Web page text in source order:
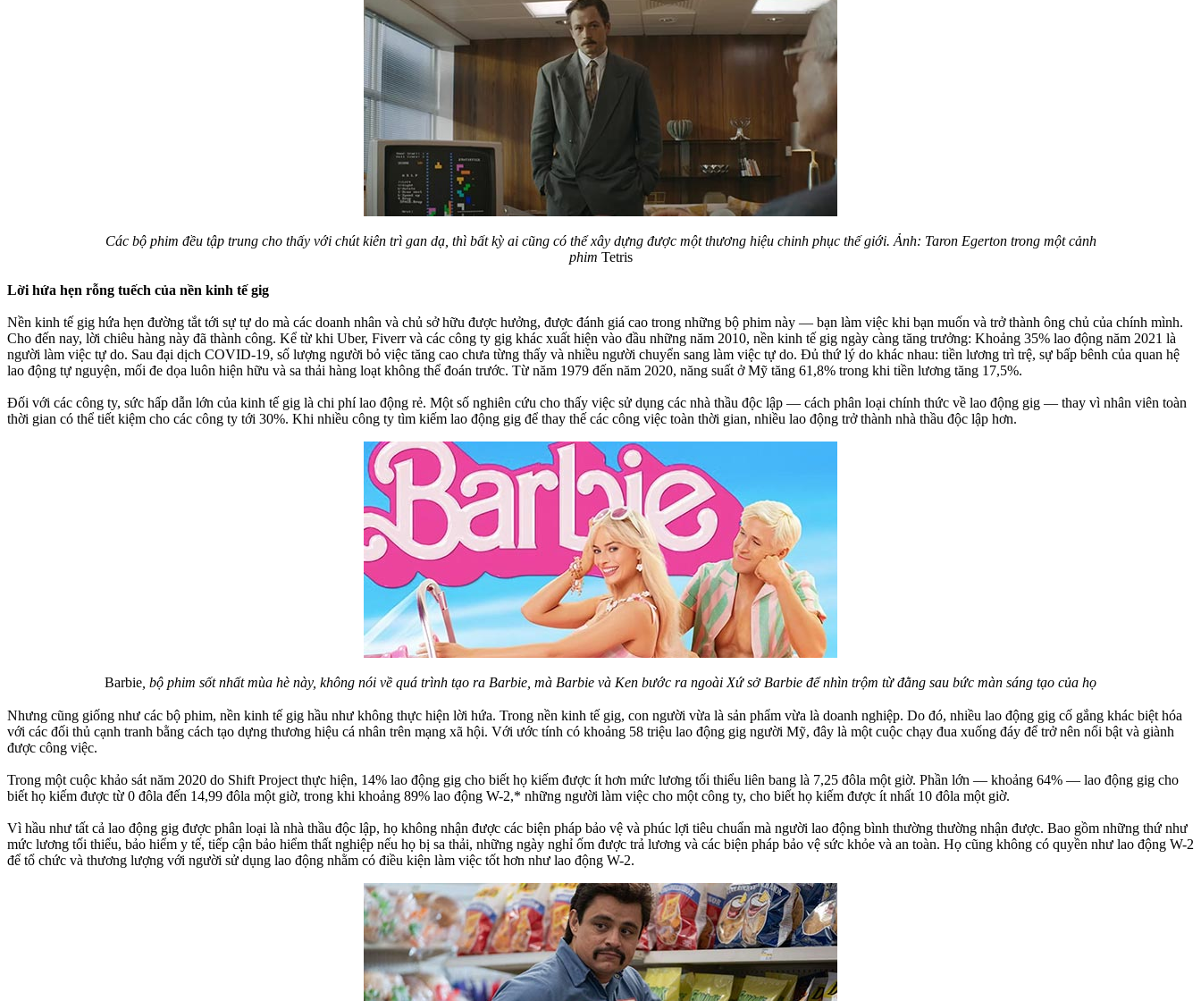
Các bộ phim đều tập trung cho thấy với chút kiên trì gan dạ, thì bất kỳ ai cũng có thể xây dựng được một thương hiệu chinh phục thế giới. Ảnh: Taron Egerton trong một cảnh
phim Tetris
Lời hứa hẹn rỗng tuếch của nền kinh tế gig
Nền kinh tế gig hứa hẹn đường tắt tới sự tự do mà các doanh nhân và chủ sở hữu được hưởng, được đánh giá cao trong những bộ phim này — bạn làm việc khi bạn muốn và trở thành ông chủ của chính mình.
Cho đến nay, lời chiêu hàng này đã thành công. Kể từ khi Uber, Fiverr và các công ty gig khác xuất hiện vào đầu những năm 2010, nền kinh tế gig ngày càng tăng trưởng: Khoảng 35% lao động năm 2021 là
người làm việc tự do. Sau đại dịch COVID-19, số lượng người bỏ việc tăng cao chưa từng thấy và nhiều người chuyển sang làm việc tự do. Đủ thứ lý do khác nhau: tiền lương trì trệ, sự bấp bênh của quan hệ
lao động tự nguyện, mối đe dọa luôn hiện hữu và sa thải hàng loạt không thể đoán trước. Từ năm 1979 đến năm 2020, năng suất ở Mỹ tăng 61,8% trong khi tiền lương tăng 17,5%.
Đối với các công ty, sức hấp dẫn lớn của kinh tế gig là chi phí lao động rẻ. Một số nghiên cứu cho thấy việc sử dụng các nhà thầu độc lập — cách phân loại chính thức về lao động gig — thay vì nhân viên toàn
thời gian có thể tiết kiệm cho các công ty tới 30%. Khi nhiều công ty tìm kiếm lao động gig để thay thế các công việc toàn thời gian, nhiều lao động trở thành nhà thầu độc lập hơn.
Barbie , bộ phim sốt nhất mùa hè này, không nói về quá trình tạo ra Barbie, mà Barbie và Ken bước ra ngoài Xứ sở Barbie để nhìn trộm từ đằng sau bức màn sáng tạo của họ
Nhưng cũng giống như các bộ phim, nền kinh tế gig hầu như không thực hiện lời hứa. Trong nền kinh tế gig, con người vừa là sản phẩm vừa là doanh nghiệp. Do đó, nhiều lao động gig cố gắng khác biệt hóa
với các đối thủ cạnh tranh bằng cách tạo dựng thương hiệu cá nhân trên mạng xã hội. Với ước tính có khoảng 58 triệu lao động gig người Mỹ, đây là một cuộc chạy đua xuống đáy để trở nên nổi bật và giành
được công việc.
Trong một cuộc khảo sát năm 2020 do Shift Project thực hiện, 14% lao động gig cho biết họ kiếm được ít hơn mức lương tối thiểu liên bang là 7,25 đôla một giờ. Phần lớn — khoảng 64% — lao động gig cho
biết họ kiếm được từ 0 đôla đến 14,99 đôla một giờ, trong khi khoảng 89% lao động W-2,* những người làm việc cho một công ty, cho biết họ kiếm được ít nhất 10 đôla một giờ.
Vì hầu như tất cả lao động gig được phân loại là nhà thầu độc lập, họ không nhận được các biện pháp bảo vệ và phúc lợi tiêu chuẩn mà người lao động bình thường thường nhận được. Bao gồm những thứ như
mức lương tối thiểu, bảo hiểm y tế, tiếp cận bảo hiểm thất nghiệp nếu họ bị sa thải, những ngày nghỉ ốm được trả lương và các biện pháp bảo vệ sức khỏe và an toàn. Họ cũng không có quyền như lao động W-2
để tổ chức và thương lượng với người sử dụng lao động nhằm có điều kiện làm việc tốt hơn như lao động W-2.